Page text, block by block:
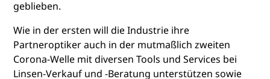
geblieben.
Wie in der ersten will die Industrie ihre
Partneroptiker auch in der mutmaßlich zweiten
Corona-Welle mit diversen Tools und Services bei
Linsen-Verkauf und -Beratung unterstützen sowie